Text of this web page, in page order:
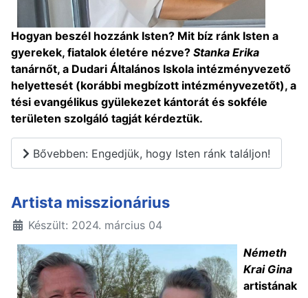
Hogyan beszél hozzánk Isten? Mit bíz ránk Isten a
gyerekek, fiatalok életére nézve? Stanka Erika
tanárnőt, a Dudari Általános Iskola intézményvezető
helyettesét (korábbi megbízott intézményvezetőt), a
tési evangélikus gyülekezet kántorát és sokféle
területen szolgáló tagját kérdeztük.
Bővebben: Engedjük, hogy Isten ránk találjon!
Artista misszionárius
Készült: 2024. március 04
Németh
Krai Gina
artistának